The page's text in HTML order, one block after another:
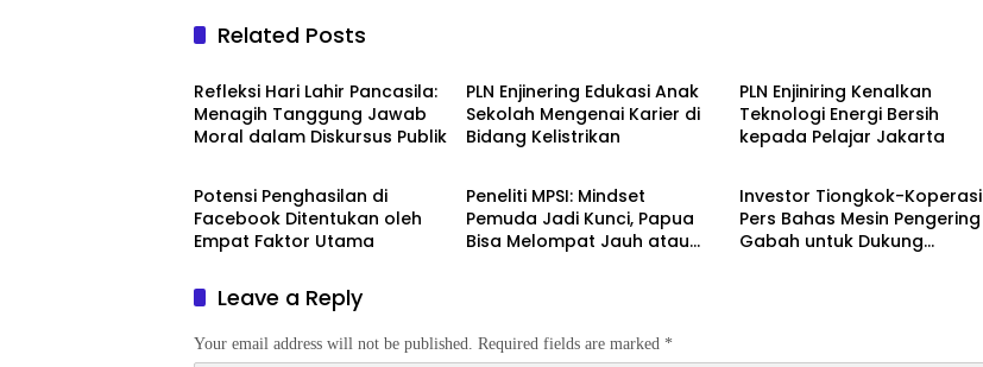
Related Posts
Berita
Refleksi Hari Lahir Pancasila:
Menagih Tanggung Jawab
Moral dalam Diskursus Publik
PLN Enjinering Edukasi Anak
Sekolah Mengenai Karier di
Bidang Kelistrikan
PLN Enjiniring Kenalkan
Teknologi Energi Bersih
kepada Pelajar Jakarta
Potensi Penghasilan di
Facebook Ditentukan oleh
Empat Faktor Utama
Berita
Peneliti MPSI: Mindset
Pemuda Jadi Kunci, Papua
Bisa Melompat Jauh atau
Berita
Investor Tiongkok-Koperasi
Pers Bahas Mesin Pengering
Gabah untuk Dukung
Leave a Reply
Your email address will not be published. Required fields are marked *